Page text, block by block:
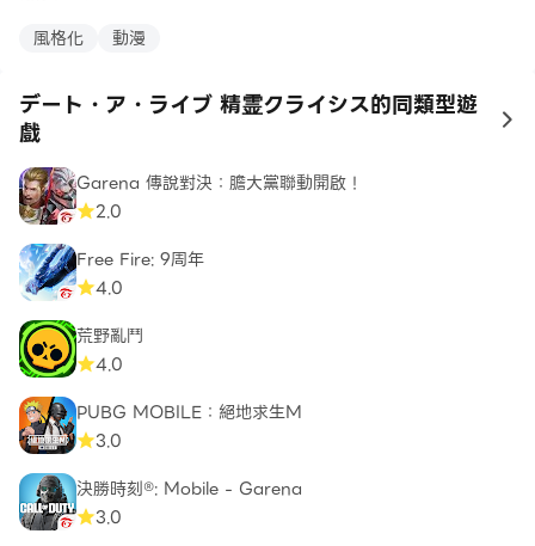
風格化 動漫
デート・ア・ライブ 精霊クライシス的同類型遊
戲
to
Garena 傳說對決：膽大黨聯動開啟！
2.0
Free Fire: 9周年
4.0
荒野亂鬥
4.0
PUBG MOBILE：絕地求生M
3.0
決勝時刻®: Mobile - Garena
3.0